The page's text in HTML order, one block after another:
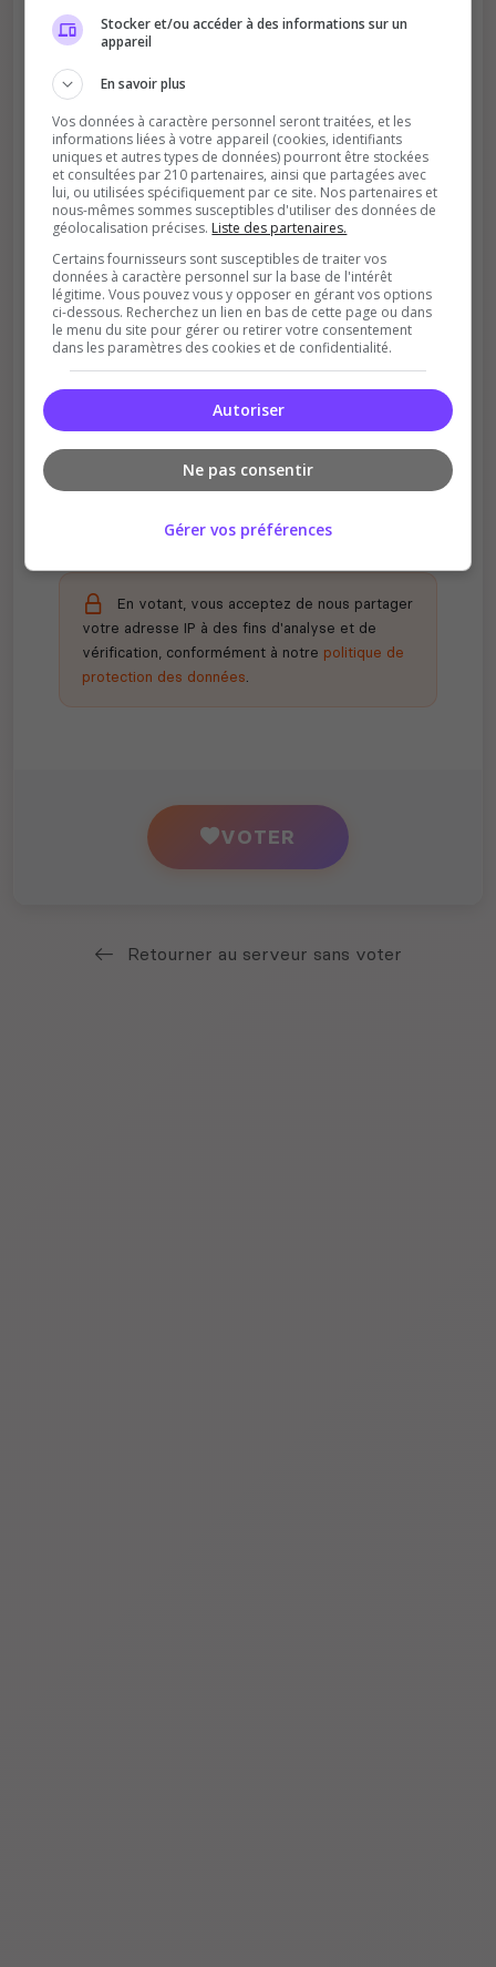
classement
Soutient la communauté
Plus de visibilité = plus de joueurs
Récompenses possibles
Certains serveurs offrent des bonus aux
votants
En votant, vous acceptez de nous partager
votre adresse IP à des fins d'analyse et de
vérification, conformément à notre politique de
protection des données.
VOTER
Retourner au serveur sans voter
Stocker et/ou accéder à des informations sur un
appareil
En savoir plus
Vos données à caractère personnel seront traitées, et les
informations liées à votre appareil (cookies, identifiants
uniques et autres types de données) pourront être stockées
et consultées par 210 partenaires, ainsi que partagées avec
lui, ou utilisées spécifiquement par ce site. Nos partenaires et
nous-mêmes sommes susceptibles d'utiliser des données de
géolocalisation précises. Liste des partenaires.
Certains fournisseurs sont susceptibles de traiter vos
données à caractère personnel sur la base de l'intérêt
légitime. Vous pouvez vous y opposer en gérant vos options
ci-dessous. Recherchez un lien en bas de cette page ou dans
le menu du site pour gérer ou retirer votre consentement
dans les paramètres des cookies et de confidentialité.
Autoriser
Ne pas consentir
Gérer vos préférences